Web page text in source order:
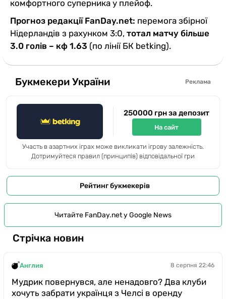
комфортного суперника у плейоф.
Прогноз редакції FanDay.net: перемога збірної
Нідерландів з рахунком 3:0, тотал матчу більше
3.0 голів – кф 1.63 (по лінії БК betking).
Букмекери України Реклама
250000 грн за депозит
На сайт
Участь в азартних іграх може викликати ігрову залежність.
Дотримуйтеся правил (принципів) відповідальної гри
Рейтинг букмекерів
Читайте FanDay.net у Google News
Стрічка новин
Англия 8 серпня 22:46
Мудрик повернувся, але ненадовго? Два клуби
хочуть забрати українця з Челсі в оренду